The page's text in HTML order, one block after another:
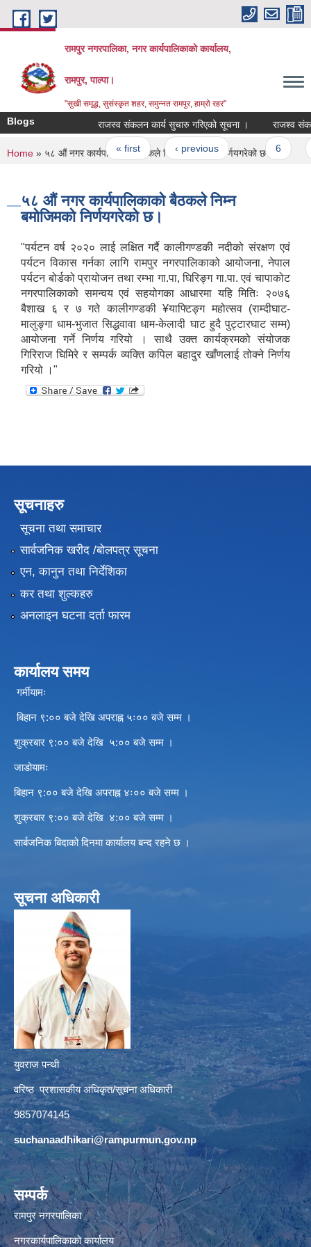
Skip to main content
रामपुर नगरपालिका, नगर कार्यपालिकाको कार्यालय,
रामपुर, पाल्पा।
"सुखी समृद्ध, सुसंस्कृत शहर, समुन्नत रामपुर, हाम्रो रहर"
Blogs राजस्व संकलन कार्य सुचारु गरिएको सूचना । राजश्व
Pages
« first ‹ previous … 6
You are here
Home » ५८ औं नगर कार्यपालिकाको बैठकले निम्न बमोजिमको निर्णयगरेको छ।
५८ औं नगर कार्यपालिकाको बैठकले निम्न
बमोजिमको निर्णयगरेको छ।
"पर्यटन वर्ष २०२० लाई लक्षित गर्दै कालीगण्डकी नदीको संरक्षण एवं
पर्यटन विकास गर्नका लागि रामपुर नगरपालिकाको आयोजना, नेपाल
पर्यटन बोर्डको प्रायोजन तथा रम्भा गा.पा, घिरिङ्ग गा.पा. एवं चापाकोट
नगरपालिकाको समन्वय एवं सहयोगका आधारमा यहि मितिः २०७६
बैशाख ६ र ७ गते कालीगण्डकी ¥याफ्टिङ्ग महोत्सव (राम्दीघाट-
मालुङ्गा धाम-भुजात सिद्धवावा धाम-केलादी घाट हुदै पुट्टारघाट सम्म)
आयोजना गर्ने निर्णय गरियो । साथै उक्त कार्यक्रमको संयोजक
गिरिराज घिमिरे र सम्पर्क व्यक्ति कपिल बहादुर खाँणलाई तोक्ने निर्णय
गरियो ।"
सूचनाहरु
सूचना तथा समाचार
सार्वजनिक खरीद /बोलपत्र सूचना
एन, कानुन तथा निर्देशिका
कर तथा शुल्कहरु
अनलाइन घटना दर्ता फारम
कार्यालय समय
गर्मीयामः
बिहान ९:०० बजे देखि अपराह्न ५ः०० बजे सम्म ।
शुक्रबार ९:०० बजे देखि ५:०० बजे सम्म ।
जाडोयामः
बिहान ९:०० बजे देखि अपराह्न ४ः०० बजे सम्म ।
शुक्रबार ९:०० बजे देखि ४:०० बजे सम्म ।
सार्बजनिक बिदाको दिनमा कार्यालय बन्द रहने छ ।
सूचना अधिकारी
युवराज पन्थी
वरिष्ठ प्रशासकीय अधिकृत/सूचना अधिकारी
9857074145
suchanaadhikari@rampurmun.gov.np
सम्पर्क
रामपुर नगरपालिका
नगरकार्यपालिकाको कार्यालय